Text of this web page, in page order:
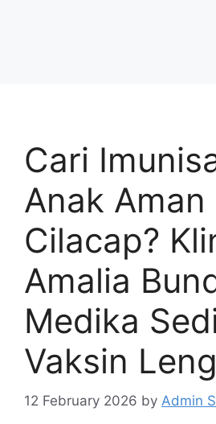
Cari
Anak Aman
Cilacap?
Amalia
Medika
Vaksin
12 February 2026 by Admin